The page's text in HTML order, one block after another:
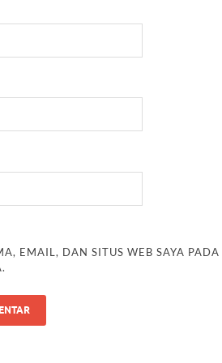
EMAIL, DAN SITUS WEB SAYA